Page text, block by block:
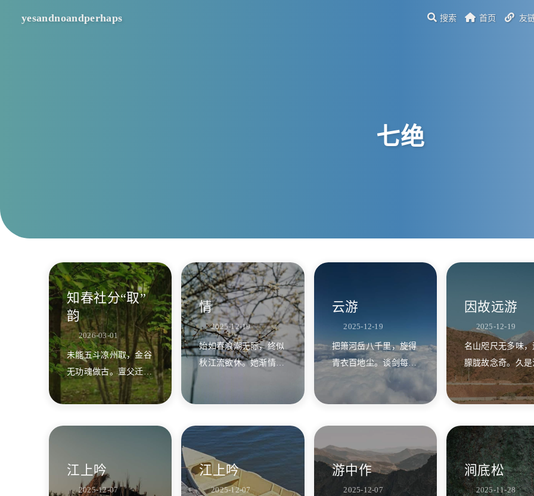
yesandnoandperhaps 搜索 首页 友
七绝
知春社分“取”
韵
2026-03-01
未能五斗凉州取，金谷
无功魂做古。亶父迁移
哭鼎湖，莫惊须避岭南
虎。
情
2025-12-19
始如春浪潮无际，终似
秋江流欲休。她渐情深
云游
2025-12-19
把箫河岳八千里，旋得
青衣百地尘。谈剑每逢
天下上，论花独与惜花
因故远游
2025-12-19
名山咫尺无多味，
朦胧故念奇。久是
流惯客，长眠谁睬
息？
江上吟
2025-12-07
江上吟
2025-12-07
游中作
2025-12-07
涧底松
2025-11-28